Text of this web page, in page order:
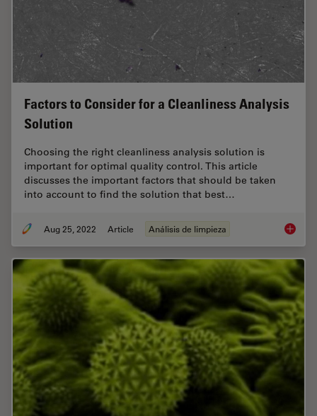
Factors to Consider for a Cleanliness Analysis
Solution
Choosing the right cleanliness analysis solution is
important for optimal quality control. This article
discusses the important factors that should be taken
into account to find the solution that best…
Aug 25, 2022 Article Análisis de limpieza Factors